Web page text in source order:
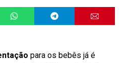
para os bebês já é